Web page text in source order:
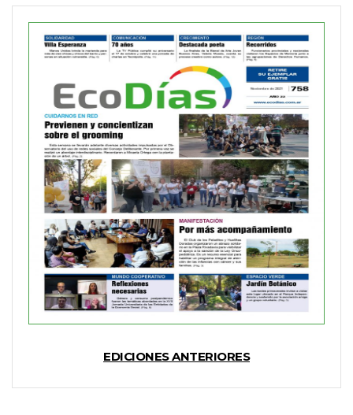
EDICIONES ANTERIORES